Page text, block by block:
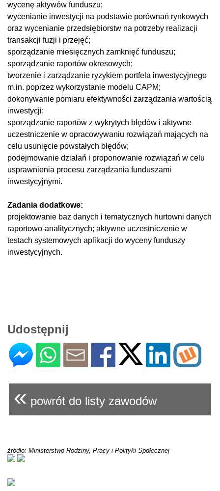
wycenę aktywów funduszu;
wycenianie inwestycji na podstawie porównań rynkowych
oraz wycenianie przedsiębiorstw na potrzeby realizacji
transakcji fuzji i przejęć;
sporządzanie miesięcznych zamknięć funduszu;
sporządzanie raportów okresowych;
tworzenie i zarządzanie ryzykiem portfela inwestycyjnego
m.in. poprzez wykorzystanie modelu CAPM;
dokonywanie pomiaru efektywności zarządzania wartością
inwestycji;
sporządzanie raportów z wykrytych błędów i aktywne
uczestniczenie w opracowywaniu rozwiązań mających na
celu usunięcie powstałych błędów;
podejmowanie działań i proponowanie rozwiązań w celu
usprawnienia procesu zarządzania funduszami
inwestycyjnymi.
Zadania dodatkowe:
projektowanie baz danych i tematycznych hurtowni danych
raportowo-analitycznych; aktywne uczestniczenie w
testach systemowych aplikacji do wyceny funduszy
inwestycyjnych.
Udostępnij
« powrót do listy zawodów
źródło: Ministerstwo Rodziny, Pracy i Polityki Społecznej